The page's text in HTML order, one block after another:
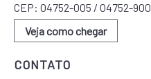
CEP: 04752-005 / 04752-900
Veja como chegar
CONTATO